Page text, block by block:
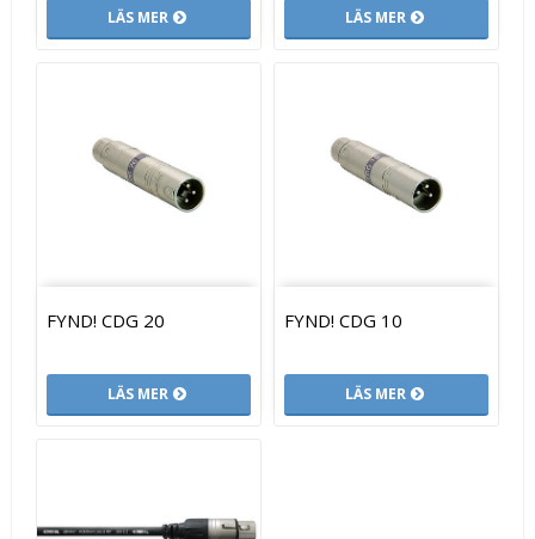
LÄS MER LÄS MER
FYND! CDG 20
LÄS MER
FYND! CDG 10
LÄS MER